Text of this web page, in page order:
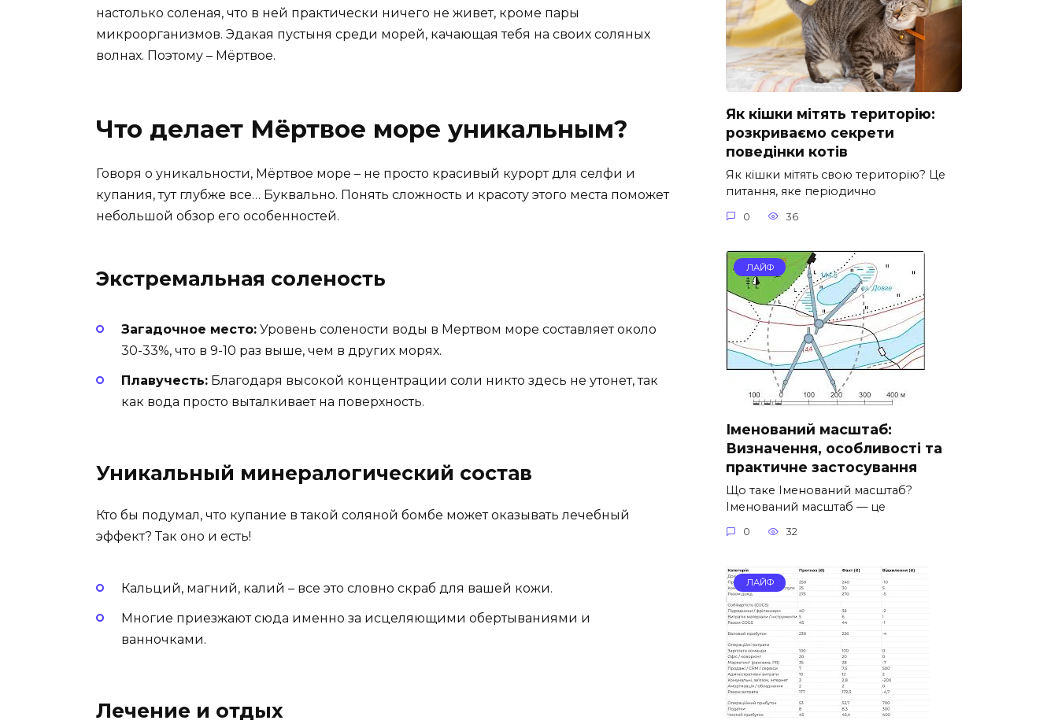
настолько соленая, что в ней практически ничего не живет, кроме пары
микроорганизмов. Эдакая пустыня среди морей, качающая тебя на своих соляных
волнах. Поэтому – Мёртвое.
Что делает Мёртвое море уникальным?
Говоря о уникальности, Мёртвое море – не просто красивый курорт для селфи и
купания, тут глубже все… Буквально. Понять сложность и красоту этого места поможет
небольшой обзор его особенностей.
Экстремальная соленость
Загадочное место: Уровень солености воды в Мертвом море составляет около
30-33%, что в 9-10 раз выше, чем в других морях.
Плавучесть: Благодаря высокой концентрации соли никто здесь не утонет, так
как вода просто выталкивает на поверхность.
Уникальный минералогический состав
Кто бы подумал, что купание в такой соляной бомбе может оказывать лечебный
эффект? Так оно и есть!
Кальций, магний, калий – все это словно скраб для вашей кожи.
Многие приезжают сюда именно за исцеляющими обертываниями и
ванночками.
Лечение и отдых
Як кішки мітять територію:
розкриваємо секрети
поведінки котів
Як кішки мітять свою територію? Це
питання, яке періодично
0 36
ЛАЙФ
Іменований масштаб:
Визначення, особливості та
практичне застосування
Що таке Іменований масштаб?
Іменований масштаб — це
0 32
ЛАЙФ